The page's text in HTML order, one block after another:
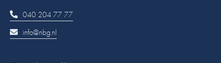
040 204 77 77
info@nbg.nl